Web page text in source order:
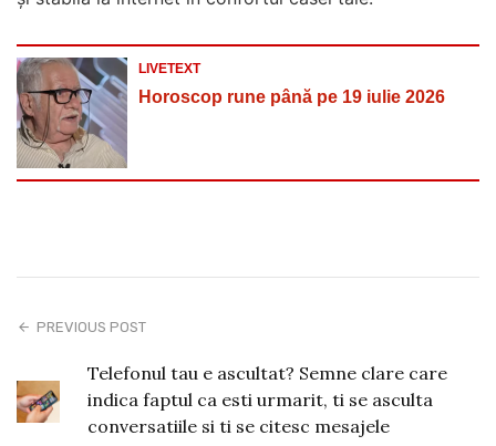
LIVETEXT
Horoscop rune până pe 19 iulie 2026
PREVIOUS POST
Telefonul tau e ascultat? Semne clare care
indica faptul ca esti urmarit, ti se asculta
conversatiile si ti se citesc mesajele